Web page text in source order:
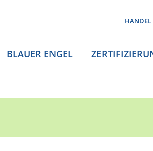
HANDEL
BLAUER ENGEL